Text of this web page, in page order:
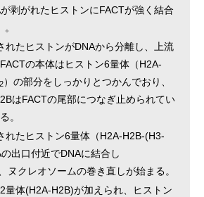
剥がれたヒストンにFACTが強く結合
れたヒストンがDNAから分離し、上流
の本体はヒストン6量体（H2A-
2）の部分をしっかりとつかんでおり、
はFACTの尾部につなぎ止められてい
。
れたヒストン6量体（H2A-H2B-(H3-
出口付近でDNAに結合し
ヌクレオソームの巻き直しが始まる。
量体(H2A-H2B)が加えられ、ヒストン